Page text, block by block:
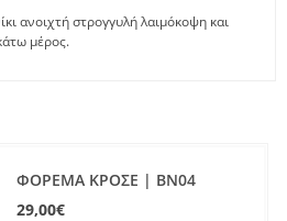
ανοιχτή στρογγυλή λαιμόκοψη και
μέρος.
ΦΟΡΕΜΑ ΚΡΟΣΕ | BN04
29,00€